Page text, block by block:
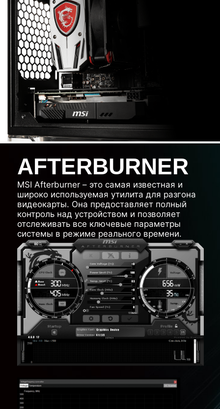
AFTERBURNER
MSI Afterburner – это самая известная и
широко используемая утилита для разгона
видеокарты. Она предоставляет полный
контроль над устройством и позволяет
отслеживать все ключевые параметры
системы в режиме реального времени.